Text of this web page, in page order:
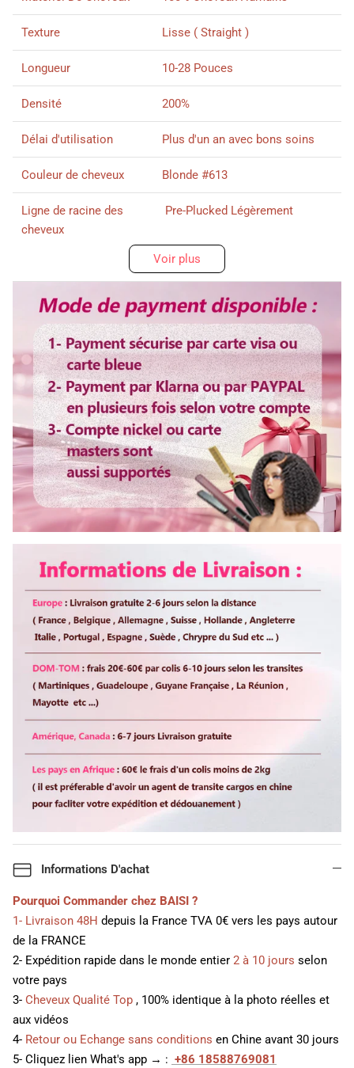
Texture Lisse ( Straight )
Longueur 10-28 Pouces
Densité 200%
Délai d'utilisation Plus d'un an avec bons soins
Couleur de cheveux Blonde #613
Ligne de racine des
cheveux
Pre-Plucked Légèrement
lace frontal
Bandes Ajustable
Temps Pour
Personnalisation
3-5 Jours ouvrables
Dentelle Swiss
Colorable Oui
Voir plus
Informations D'achat
Pourquoi Commander chez BAISI ?
1- Livraison 48H depuis la France TVA 0€ vers les pays autour
de la FRANCE
2- Expédition rapide dans le monde entier 2 à 10 jours selon
votre pays
3- Cheveux Qualité Top , 100% identique à la photo réelles et
aux vidéos
4- Retour ou Echange sans conditions en Chine avant 30 jours
5- Cliquez lien What's app → : +86 18588769081
Abonnez-vous ici svp !
Non, merci>